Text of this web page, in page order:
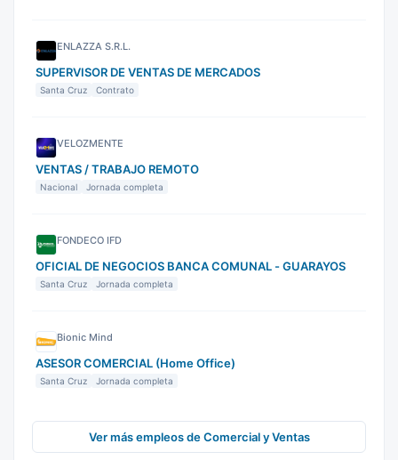
ENLAZZA S.R.L.
SUPERVISOR DE VENTAS DE MERCADOS
Santa Cruz Contrato
VELOZMENTE
VENTAS / TRABAJO REMOTO
Nacional Jornada completa
FONDECO IFD
OFICIAL DE NEGOCIOS BANCA COMUNAL - GUARAYOS
Santa Cruz Jornada completa
Bionic Mind
ASESOR COMERCIAL (Home Office)
Santa Cruz Jornada completa
Ver más empleos de Comercial y Ventas